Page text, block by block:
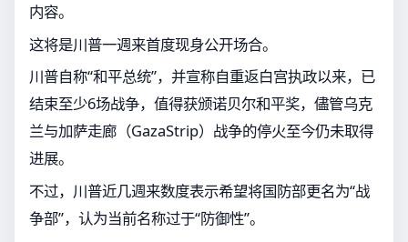
内容。
这将是川普一週来首度现身公开场合。
川普自称“和平总统”，并宣称自重返白宫执政以来，已
结束至少6场战争，值得获颁诺贝尔和平奖，儘管乌克
兰与加萨走廊（GazaStrip）战争的停火至今仍未取得
进展。
不过，川普近几週来数度表示希望将国防部更名为“战
争部”，认为当前名称过于“防御性”。